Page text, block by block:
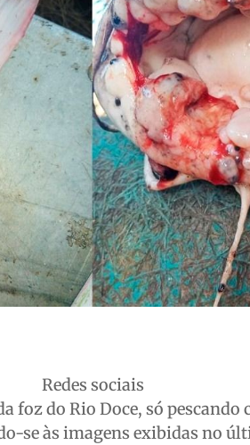
Redes sociais
foz do Rio Doce, só
se às imagens exibidas no